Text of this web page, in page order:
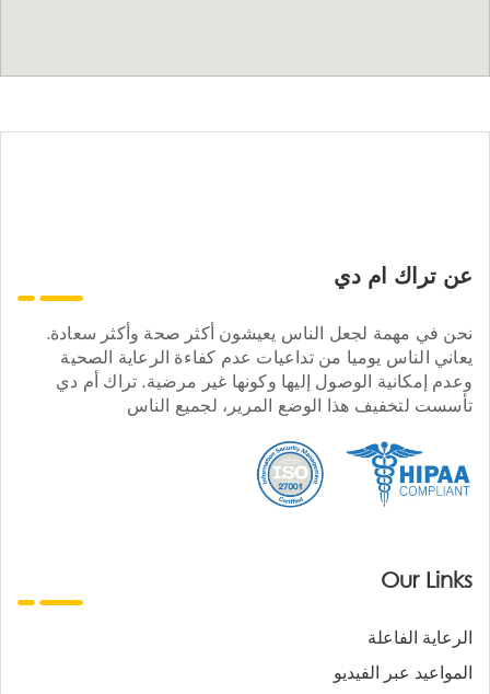
عن تراك ام دي
نحن في مهمة لجعل الناس يعيشون أكثر صحة وأكثر سعادة.
يعاني الناس يوميا من تداعيات عدم كفاءة الرعاية الصحية
وعدم إمكانية الوصول إليها وكونها غير مرضية. تراك أم دي
تأسست لتخفيف هذا الوضع المرير، لجميع الناس
Our Links
الرعاية الفاعلة
المواعيد عبر الفيديو